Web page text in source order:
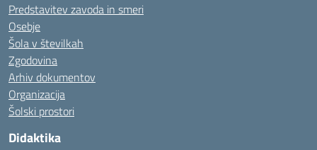
Predstavitev zavoda in smeri
Osebje
Šola v številkah
Zgodovina
Arhiv dokumentov
Organizacija
Šolski prostori
Didaktika